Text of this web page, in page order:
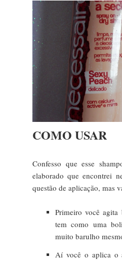
COMO USAR
Confesso que esse
elaborado que encontrei
questão de aplicação, mas
Primeiro você agita
tem como uma
muito barulho
Aí você o aplica o